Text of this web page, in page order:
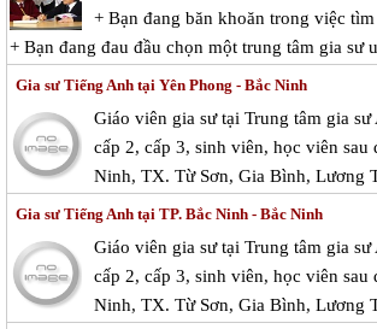
+ Bạn đang băn khoăn trong việc
+ Bạn đang đau đầu chọn một trung tâm gia sư
Gia sư Tiếng Anh tại Yên Phong - Bắc Ninh
Giáo viên gia sư tại Trung tâm gia
cấp 2, cấp 3, sinh viên, học viên
Ninh, TX. Từ Sơn, Gia Bình, Lương
Gia sư Tiếng Anh tại TP. Bắc Ninh - Bắc Ninh
Giáo viên gia sư tại Trung tâm gia
cấp 2, cấp 3, sinh viên, học viên
Ninh, TX. Từ Sơn, Gia Bình, Lương